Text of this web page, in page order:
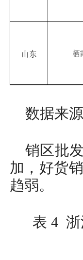
数据来
销区批
加，好货
趋弱。
表 4 浙